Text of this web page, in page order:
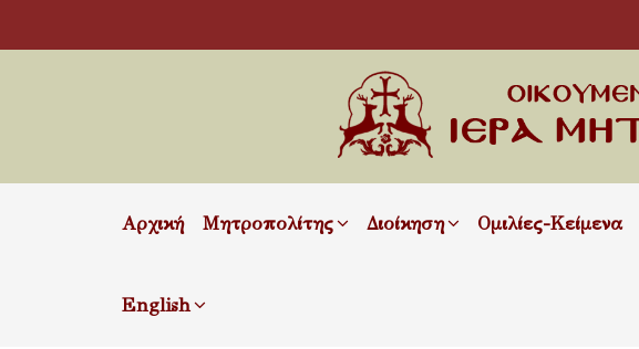
Αρχική Μητροπολίτης Διοίκηση Ομιλίες-Κείμενα
English